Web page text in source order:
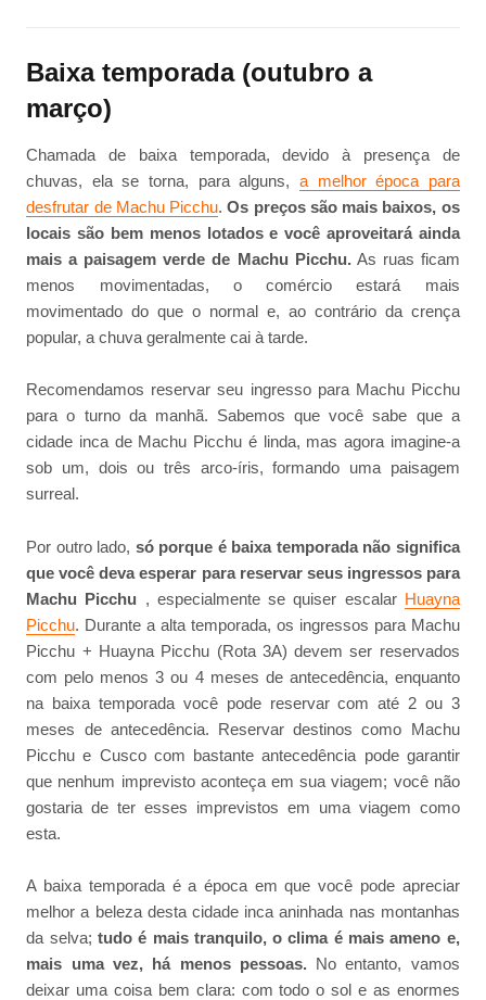
Baixa temporada (outubro a
março)
Chamada de baixa temporada, devido à presença de
chuvas, ela se torna, para alguns, a melhor época para
desfrutar de Machu Picchu.Os preços são mais baixos, os
locais são bem menos lotados e você aproveitará ainda
mais a paisagem verde de Machu Picchu.As ruas ficam
menos movimentadas, o comércio estará mais
movimentado do que o normal e, ao contrário da crença
popular, a chuva geralmente cai à tarde.
Recomendamos reservar seu ingresso para Machu Picchu
para o turno da manhã. Sabemos que você sabe que a
cidade inca de Machu Picchu é linda, mas agora imagine-a
sob um, dois ou três arco-íris, formando uma paisagem
surreal.
Por outro lado, só porque é baixa temporada não significa
que você deva esperar para reservar seus ingressos para
Machu Picchu , especialmente se quiser escalar Huayna
Picchu. Durante a alta temporada, os ingressos para Machu
Picchu + Huayna Picchu (Rota 3A) devem ser reservados
com pelo menos 3 ou 4 meses de antecedência, enquanto
na baixa temporada você pode reservar com até 2 ou 3
meses de antecedência. Reservar destinos como Machu
Picchu e Cusco com bastante antecedência pode garantir
que nenhum imprevisto aconteça em sua viagem; você não
gostaria de ter esses imprevistos em uma viagem como
esta.
A baixa temporada é a época em que você pode apreciar
melhor a beleza desta cidade inca aninhada nas montanhas
da selva; tudo é mais tranquilo, o clima é mais ameno e,
mais uma vez, há menos pessoas.No entanto, vamos
deixar uma coisa bem clara: com todo o sol e as enormes